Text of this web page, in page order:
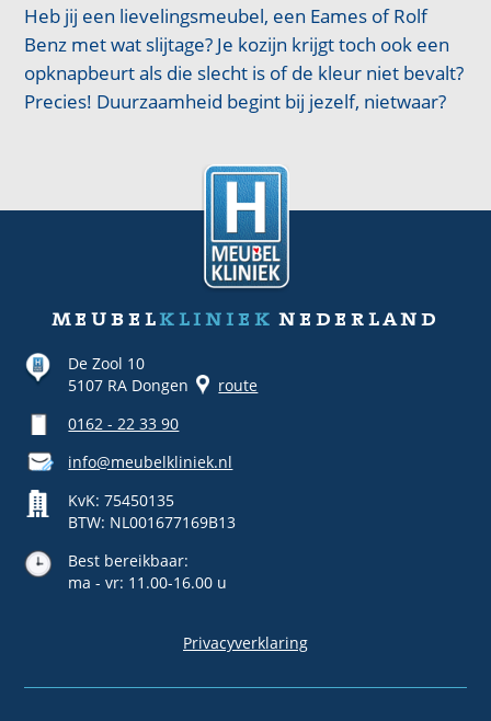
Heb jij een lievelingsmeubel, een Eames of Rolf
Benz met wat slijtage? Je kozijn krijgt toch ook een
opknapbeurt als die slecht is of de kleur niet bevalt?
Precies! Duurzaamheid begint bij jezelf, nietwaar?
meubelkliniek nederland
De Zool 10
5107 RA Dongen
route
0162 - 22 33 90
info@meubelkliniek.nl
KvK: 75450135
BTW: NL001677169B13
Best bereikbaar:
ma - vr: 11.00-16.00 u
Privacyverklaring